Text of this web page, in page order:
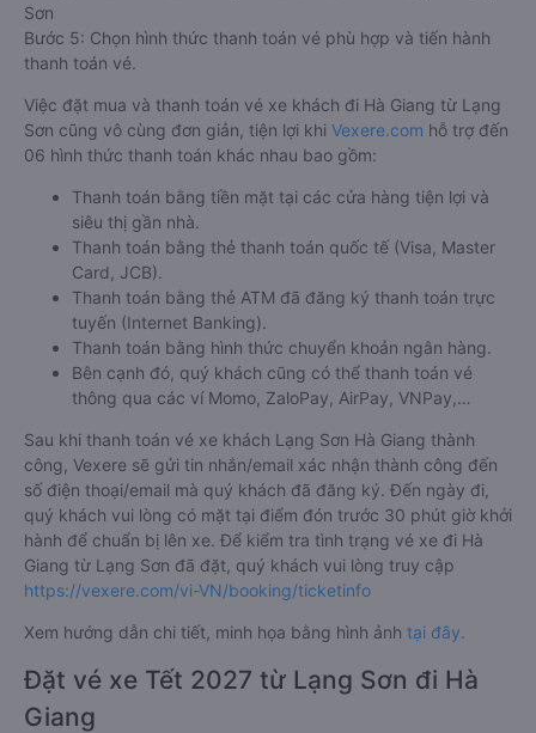
Sơn
Bước 5: Chọn hình thức thanh toán vé phù hợp và tiến hành
thanh toán vé.
Việc đặt mua và thanh toán vé xe khách đi Hà Giang từ Lạng
Sơn cũng vô cùng đơn giản, tiện lợi khi Vexere.com hỗ trợ đến
06 hình thức thanh toán khác nhau bao gồm:
Thanh toán bằng tiền mặt tại các cửa hàng tiện lợi và
siêu thị gần nhà.
Thanh toán bằng thẻ thanh toán quốc tế (Visa, Master
Card, JCB).
Thanh toán bằng thẻ ATM đã đăng ký thanh toán trực
tuyến (Internet Banking).
Thanh toán bằng hình thức chuyển khoản ngân hàng.
Bên cạnh đó, quý khách cũng có thể thanh toán vé
thông qua các ví Momo, ZaloPay, AirPay, VNPay,…
Sau khi thanh toán vé xe khách Lạng Sơn Hà Giang thành
công, Vexere sẽ gửi tin nhắn/email xác nhận thành công đến
số điện thoại/email mà quý khách đã đăng ký. Đến ngày đi,
quý khách vui lòng có mặt tại điểm đón trước 30 phút giờ khởi
hành để chuẩn bị lên xe. Để kiểm tra tình trạng vé xe đi Hà
Giang từ Lạng Sơn đã đặt, quý khách vui lòng truy cập
https://vexere.com/vi-VN/booking/ticketinfo
Xem hướng dẫn chi tiết, minh họa bằng hình ảnh tại đây.
Đặt vé xe Tết 2027 từ Lạng Sơn đi Hà
Giang